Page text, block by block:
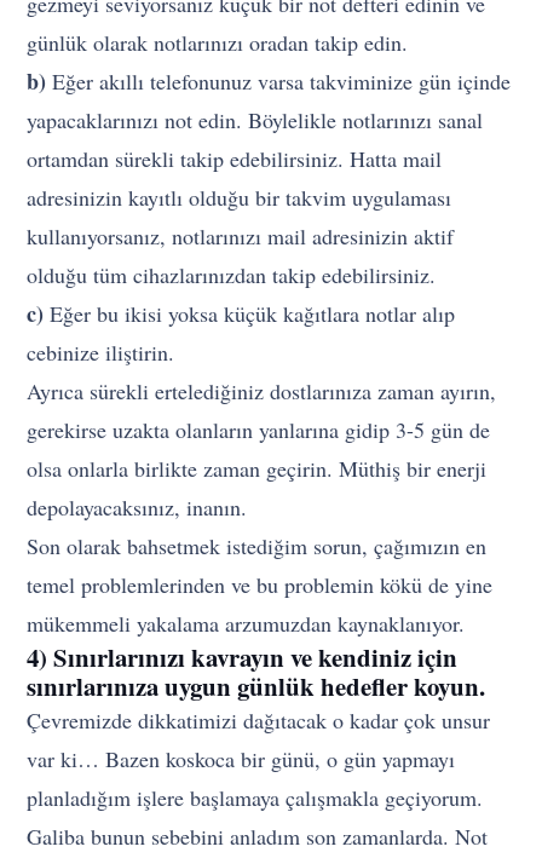
günlük olarak notlarınızı oradan takip edin.
b) Eğer akıllı telefonunuz varsa takviminize gün içinde
yapacaklarınızı not edin. Böylelikle notlarınızı sanal
ortamdan sürekli takip edebilirsiniz. Hatta mail
adresinizin kayıtlı olduğu bir takvim uygulaması
kullanıyorsanız, notlarınızı mail adresinizin aktif
olduğu tüm cihazlarınızdan takip edebilirsiniz.
c) Eğer bu ikisi yoksa küçük kağıtlara notlar alıp
cebinize iliştirin.
Ayrıca sürekli ertelediğiniz dostlarınıza zaman ayırın,
gerekirse uzakta olanların yanlarına gidip 3-5 gün de
olsa onlarla birlikte zaman geçirin. Müthiş bir enerji
depolayacaksınız, inanın.
Son olarak bahsetmek istediğim sorun, çağımızın en
temel problemlerinden ve bu problemin kökü de yine
mükemmeli yakalama arzumuzdan kaynaklanıyor.
4) Sınırlarınızı kavrayın ve kendiniz için
sınırlarınıza uygun günlük hedefler koyun.
Çevremizde dikkatimizi dağıtacak o kadar çok unsur
var ki… Bazen koskoca bir günü, o gün yapmayı
planladığım işlere başlamaya çalışmakla geçiyorum.
Galiba bunun sebebini anladım son zamanlarda. Not